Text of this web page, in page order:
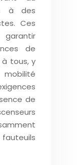
à des
Ces
de
tous, y
de